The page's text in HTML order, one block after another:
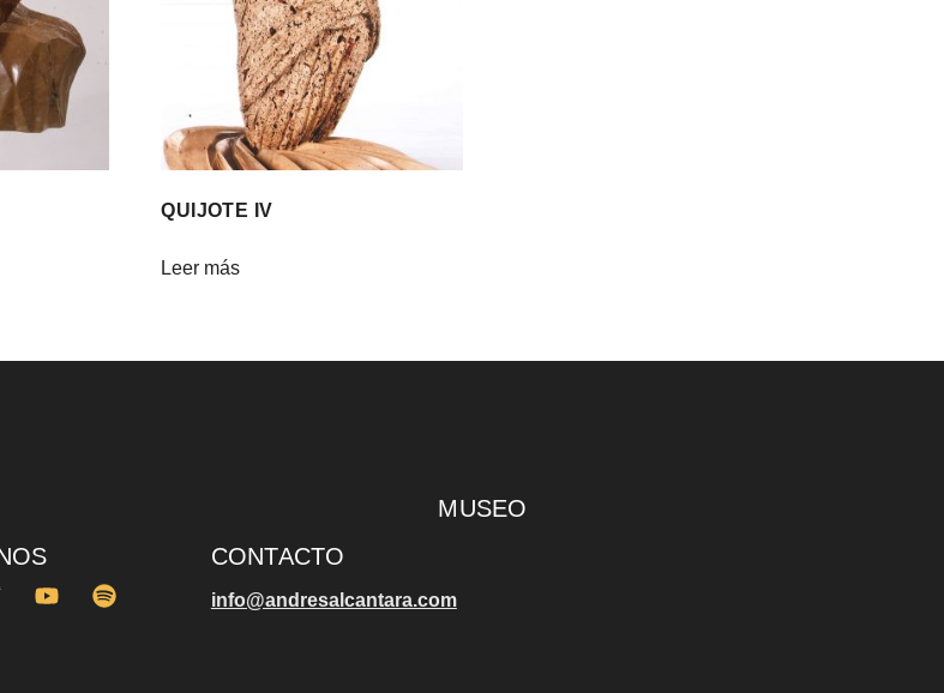
QUIJOTE IV
Leer más
CONTACTO
info@andresalcantara.com
MUSEO